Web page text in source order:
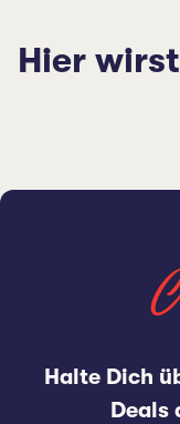
Hier
Halte Dich
Deals